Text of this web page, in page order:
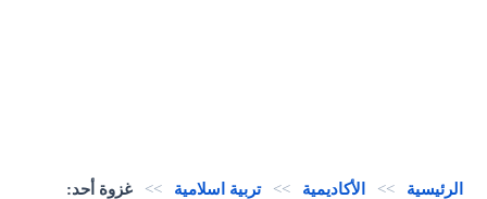
الرئيسية >> الأكاديمية >> تربية اسلامية >>
غزوة أحد: